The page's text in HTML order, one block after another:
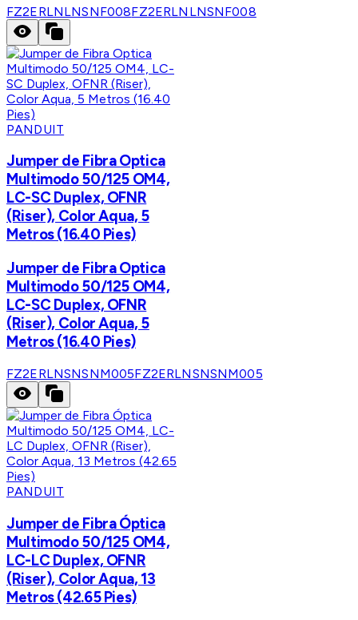
FZ2ERLNLNSNF008FZ2ERLNLNSNF008
PANDUIT
Jumper de Fibra Optica
Multimodo 50/125 OM4,
LC-SC Duplex, OFNR
(Riser), Color Aqua, 5
Metros (16.40 Pies)
Jumper de Fibra Optica
Multimodo 50/125 OM4,
LC-SC Duplex, OFNR
(Riser), Color Aqua, 5
Metros (16.40 Pies)
FZ2ERLNSNSNM005FZ2ERLNSNSNM005
PANDUIT
Jumper de Fibra Óptica
Multimodo 50/125 OM4,
LC-LC Duplex, OFNR
(Riser), Color Aqua, 13
Metros (42.65 Pies)